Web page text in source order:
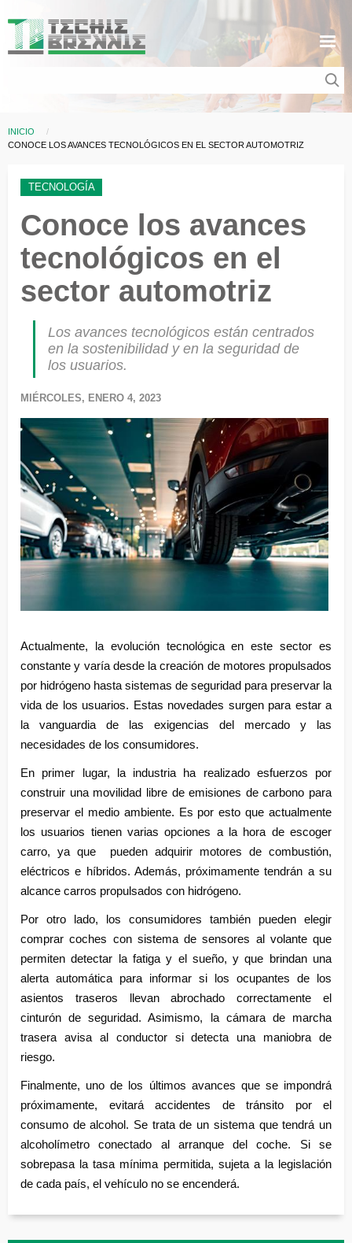
Sobrescribir enlaces de ayuda a la navegación
INICIO
CURRENT:
CONOCE LOS AVANCES TECNOLÓGICOS EN EL SECTOR AUTOMOTRIZ
TECNOLOGÍA
Conoce los avances
tecnológicos en el
sector automotriz
Los avances tecnológicos están centrados
en la sostenibilidad y en la seguridad de
los usuarios.
MIÉRCOLES, ENERO 4, 2023
Actualmente, la evolución tecnológica en este sector es
constante y varía desde la creación de motores propulsados
por hidrógeno hasta sistemas de seguridad para preservar la
vida de los usuarios. Estas novedades surgen para estar a
la vanguardia de las exigencias del mercado y las
necesidades de los consumidores.
En primer lugar, la industria ha realizado esfuerzos por
construir una movilidad libre de emisiones de carbono para
preservar el medio ambiente. Es por esto que actualmente
los usuarios tienen varias opciones a la hora de escoger
carro, ya que pueden adquirir motores de combustión,
eléctricos e híbridos. Además, próximamente tendrán a su
alcance carros propulsados con hidrógeno.
Por otro lado, los consumidores también pueden elegir
comprar coches con sistema de sensores al volante que
permiten detectar la fatiga y el sueño, y que brindan una
alerta automática para informar si los ocupantes de los
asientos traseros llevan abrochado correctamente el
cinturón de seguridad. Asimismo, la cámara de marcha
trasera avisa al conductor si detecta una maniobra de
riesgo.
Finalmente, uno de los últimos avances que se impondrá
próximamente, evitará accidentes de tránsito por el
consumo de alcohol. Se trata de un sistema que tendrá un
alcoholímetro conectado al arranque del coche. Si se
sobrepasa la tasa mínima permitida, sujeta a la legislación
de cada país, el vehículo no se encenderá.